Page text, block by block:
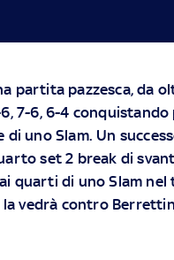
partita pazzesca, da
6, 7-6, 6-4
uno Slam. Un
set 2 break di
quarti di uno Slam nel
la vedrà contro